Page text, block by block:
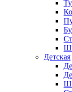
Детская